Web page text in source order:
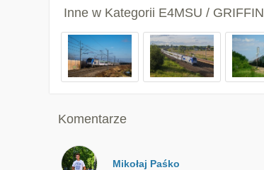
Inne w Kategorii E4MSU / GRIFFIN
Komentarze
Mikołaj Paśko